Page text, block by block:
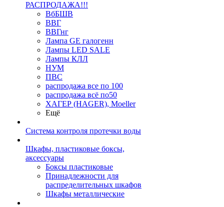
РАСПРОДАЖА!!!
ВбБШВ
ВВГ
ВВГнг
Лампа GE галогенн
Лампы LED SALE
Лампы КЛЛ
НУМ
ПВС
распродажа все по 100
распродажа всё по50
ХАГЕР (HAGER), Moeller
Ещё
Система контроля протечки воды
Шкафы, пластиковые боксы,
аксессуары
Боксы пластиковые
Принадлежности для
распределительных шкафов
Шкафы металлические